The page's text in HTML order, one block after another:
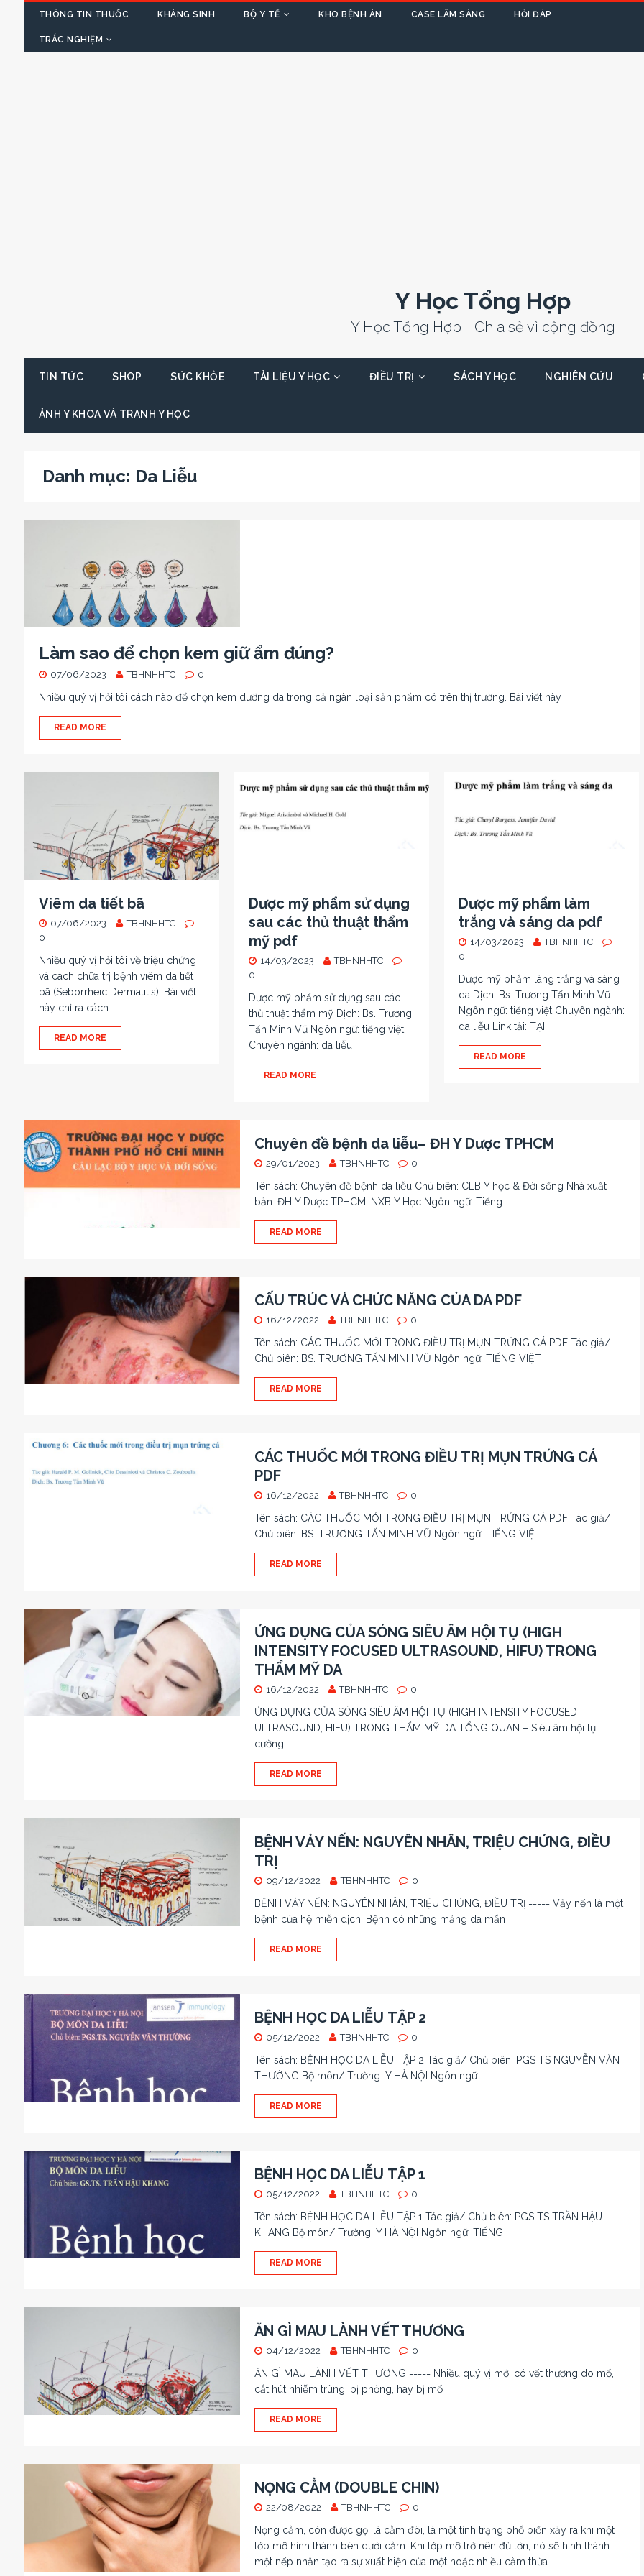
THÔNG TIN THUỐC KHÁNG SINH BỘ Y TẾ KHO BỆNH ÁN CASE LÂM SÀNG HỎI ĐÁP
TRẮC NGHIỆM
Y Học Tổng Hợp
Y Học Tổng Hợp - Chia sẻ vì cộng đồng
TIN TỨC SHOP SỨC KHỎE TÀI LIỆU Y HỌC ĐIỀU TRỊ SÁCH Y HỌC NGHIÊN CỨU
ẢNH Y KHOA VÀ TRANH Y HỌC
Danh mục: Da Liễu
Làm sao để chọn kem giữ ẩm đúng?
07/06/2023 TBHNHHTC 0
Nhiều quý vị hỏi tôi cách nào để chọn kem dưỡng da trong cả ngàn loại sản phẩm có trên thị trường. Bài viết này
READ MORE
Viêm da tiết bã
07/06/2023
TBHNHHTC
0
Nhiều quý vị hỏi tôi về triệu chứng
và cách chữa trị bệnh viêm da tiết
bã (Seborrheic Dermatitis). Bài viết
này chỉ ra cách
READ MORE
Dược mỹ phẩm sử dụng
sau các thủ thuật thẩm
mỹ pdf
14/03/2023
TBHNHHTC
0
Dược mỹ phẩm sử dụng sau các
thủ thuật thẩm mỹ Dịch: Bs. Trương
Tấn Minh Vũ Ngôn ngữ: tiếng việt
Chuyên ngành: da liễu
READ MORE
Dược mỹ phẩm làm
trắng và sáng da pdf
14/03/2023
TBHNHHTC
0
Dược mỹ phẩm làng trắng và sáng
da Dịch: Bs. Trương Tấn Minh Vũ
Ngôn ngữ: tiếng việt Chuyên ngành:
da liễu Link tải: TẠI
READ MORE
Chuyên đề bệnh da liễu– ĐH Y Dược TPHCM
29/01/2023 TBHNHHTC 0
Tên sách: Chuyên đề bệnh da liễu Chủ biên: CLB Y học & Đời sống Nhà xuất
bản: ĐH Y Dược TPHCM, NXB Y Học Ngôn ngữ: Tiếng
READ MORE
CẤU TRÚC VÀ CHỨC NĂNG CỦA DA PDF
16/12/2022 TBHNHHTC 0
Tên sách: CÁC THUỐC MỚI TRONG ĐIỀU TRỊ MỤN TRỨNG CÁ PDF Tác giả/
Chủ biên: BS. TRƯƠNG TẤN MINH VŨ Ngôn ngữ: TIẾNG VIỆT
READ MORE
CÁC THUỐC MỚI TRONG ĐIỀU TRỊ MỤN TRỨNG CÁ
PDF
16/12/2022 TBHNHHTC 0
Tên sách: CÁC THUỐC MỚI TRONG ĐIỀU TRỊ MỤN TRỨNG CÁ PDF Tác giả/
Chủ biên: BS. TRƯƠNG TẤN MINH VŨ Ngôn ngữ: TIẾNG VIỆT
READ MORE
ỨNG DỤNG CỦA SÓNG SIÊU ÂM HỘI TỤ (HIGH
INTENSITY FOCUSED ULTRASOUND, HIFU) TRONG
THẨM MỸ DA
16/12/2022 TBHNHHTC 0
ỨNG DỤNG CỦA SÓNG SIÊU ÂM HỘI TỤ (HIGH INTENSITY FOCUSED
ULTRASOUND, HIFU) TRONG THẨM MỸ DA TỔNG QUAN – Siêu âm hội tụ
cường
READ MORE
BỆNH VẢY NẾN: NGUYÊN NHÂN, TRIỆU CHỨNG, ĐIỀU
TRỊ
09/12/2022 TBHNHHTC 0
BỆNH VẢY NẾN: NGUYÊN NHÂN, TRIỆU CHỨNG, ĐIỀU TRỊ ===== Vảy nến là một
bệnh của hệ miễn dịch. Bệnh có những mảng da mẩn
READ MORE
BỆNH HỌC DA LIỄU TẬP 2
05/12/2022 TBHNHHTC 0
Tên sách: BỆNH HỌC DA LIỄU TẬP 2 Tác giả/ Chủ biên: PGS TS NGUYỄN VĂN
THƯỜNG Bộ môn/ Trường: Y HÀ NỘI Ngôn ngữ:
READ MORE
BỆNH HỌC DA LIỄU TẬP 1
05/12/2022 TBHNHHTC 0
Tên sách: BỆNH HỌC DA LIỄU TẬP 1 Tác giả/ Chủ biên: PGS TS TRẦN HẬU
KHANG Bộ môn/ Trường: Y HÀ NỘI Ngôn ngữ: TIẾNG
READ MORE
ĂN GÌ MAU LÀNH VẾT THƯƠNG
04/12/2022 TBHNHHTC 0
ĂN GÌ MAU LÀNH VẾT THƯƠNG ===== Nhiều quý vị mới có vết thương do mổ,
cắt hút nhiễm trùng, bị phỏng, hay bị mổ
READ MORE
NỌNG CẰM (DOUBLE CHIN)
22/08/2022 TBHNHHTC 0
Nọng cằm, còn được gọi là cằm đôi, là một tình trạng phổ biến xảy ra khi một
lớp mỡ hình thành bên dưới cằm. Khi lớp mỡ trở nên đủ lớn, nó sẽ hình thành
một nếp nhăn tạo ra sự xuất hiện của một hoặc nhiều cằm thừa.